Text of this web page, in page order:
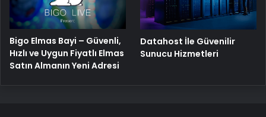
Bigo Elmas Bayi – Güvenli,
Hızlı ve Uygun Fiyatlı Elmas
Satın Almanın Yeni Adresi
Datahost İle Güvenilir
Sunucu Hizmetleri